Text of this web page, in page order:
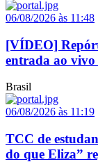
06/08/2026 às 11:48
[VÍDEO]
entrada ao vivo
Brasil
06/08/2026 às 11:19
TCC de
do que Eliza”